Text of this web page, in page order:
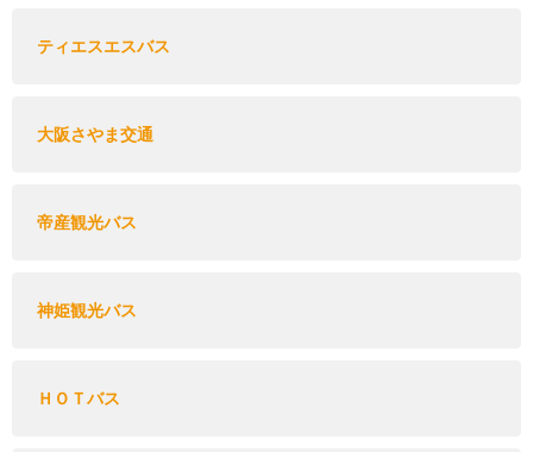
ティエスエスバス
大阪さやま交通
帝産観光バス
神姫観光バス
ＨＯＴバス